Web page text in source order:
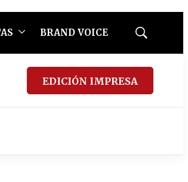
BRAND VOICE
Mostrar
EDICIÓN IMPRESA